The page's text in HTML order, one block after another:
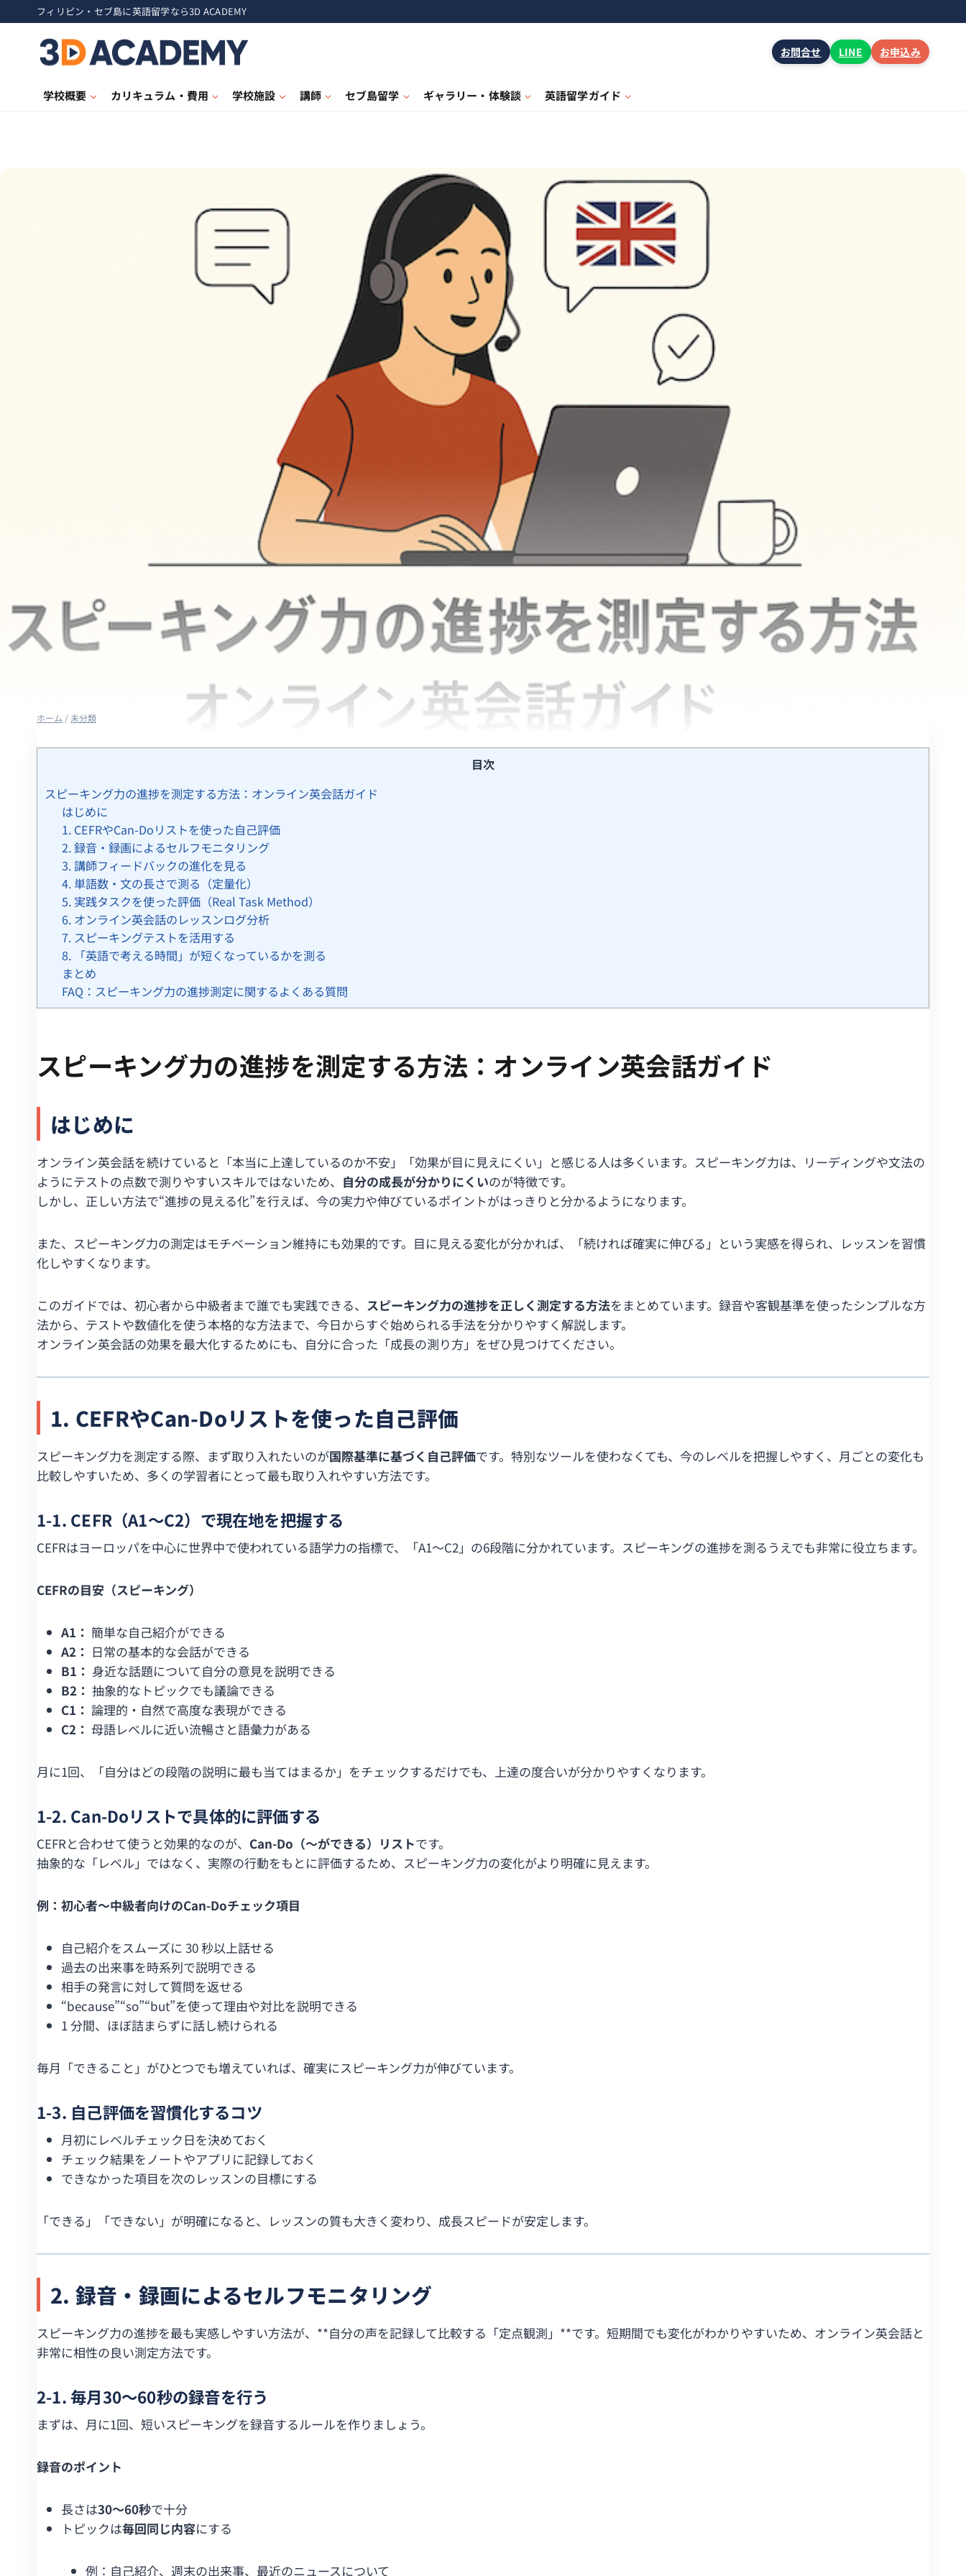
フィリピン・セブ島に英語留学なら3D ACADEMY
お問合せ LINE お申込み
学校概要 カリキュラム・費用 学校施設 講師 セブ島留学 ギャラリー・体験談 英語留学ガイド
ホーム /未分類
目次
スピーキング力の進捗を測定する方法：オンライン英会話ガイド
はじめに
1. CEFRやCan-Doリストを使った自己評価
2. 録音・録画によるセルフモニタリング
3. 講師フィードバックの進化を見る
4. 単語数・文の長さで測る（定量化）
5. 実践タスクを使った評価（Real Task Method）
6. オンライン英会話のレッスンログ分析
7. スピーキングテストを活用する
8. 「英語で考える時間」が短くなっているかを測る
まとめ
FAQ：スピーキング力の進捗測定に関するよくある質問
スピーキング力の進捗を測定する方法：オンライン英会話ガイド
はじめに
オンライン英会話を続けていると「本当に上達しているのか不安」「効果が目に見えにくい」と感じる人は多くいます。スピーキング力は、リーディングや文法の
ようにテストの点数で測りやすいスキルではないため、 自分の成長が分かりにくいのが特徴です。
しかし、正しい方法で“進捗の見える化”を行えば、今の実力や伸びているポイントがはっきりと分かるようになります。
また、スピーキング力の測定はモチベーション維持にも効果的です。目に見える変化が分かれば、「続ければ確実に伸びる」という実感を得られ、レッスンを習慣
化しやすくなります。
このガイドでは、初心者から中級者まで誰でも実践できる、 スピーキング力の進捗を正しく測定する方法をまとめています。録音や客観基準を使ったシンプルな方
法から、テストや数値化を使う本格的な方法まで、今日からすぐ始められる手法を分かりやすく解説します。
オンライン英会話の効果を最大化するためにも、自分に合った「成長の測り方」をぜひ見つけてください。
1. CEFRやCan-Doリストを使った自己評価
スピーキング力を測定する際、まず取り入れたいのが国際基準に基づく自己評価です。特別なツールを使わなくても、今のレベルを把握しやすく、月ごとの変化も
比較しやすいため、多くの学習者にとって最も取り入れやすい方法です。
1-1. CEFR（A1〜C2）で現在地を把握する
CEFRはヨーロッパを中心に世界中で使われている語学力の指標で、「A1〜C2」の6段階に分かれています。スピーキングの進捗を測るうえでも非常に役立ちます。
CEFRの目安（スピーキング）
A1： 簡単な自己紹介ができる
A2： 日常の基本的な会話ができる
B1： 身近な話題について自分の意見を説明できる
B2： 抽象的なトピックでも議論できる
C1： 論理的・自然で高度な表現ができる
C2： 母語レベルに近い流暢さと語彙力がある
月に1回、「自分はどの段階の説明に最も当てはまるか」をチェックするだけでも、上達の度合いが分かりやすくなります。
1-2. Can-Doリストで具体的に評価する
CEFRと合わせて使うと効果的なのが、 Can-Do（〜ができる）リストです。
抽象的な「レベル」ではなく、実際の行動をもとに評価するため、スピーキング力の変化がより明確に見えます。
例：初心者〜中級者向けのCan-Doチェック項目
自己紹介をスムーズに 30 秒以上話せる
過去の出来事を時系列で説明できる
相手の発言に対して質問を返せる
“because”“so”“but”を使って理由や対比を説明できる
1 分間、ほぼ詰まらずに話し続けられる
毎月「できること」がひとつでも増えていれば、確実にスピーキング力が伸びています。
1-3. 自己評価を習慣化するコツ
月初にレベルチェック日を決めておく
チェック結果をノートやアプリに記録しておく
できなかった項目を次のレッスンの目標にする
「できる」「できない」が明確になると、レッスンの質も大きく変わり、成長スピードが安定します。
2. 録音・録画によるセルフモニタリング
スピーキング力の進捗を最も実感しやすい方法が、**自分の声を記録して比較する「定点観測」**です。短期間でも変化がわかりやすいため、オンライン英会話と
非常に相性の良い測定方法です。
2-1. 毎月30〜60秒の録音を行う
まずは、月に1回、短いスピーキングを録音するルールを作りましょう。
録音のポイント
長さは30〜60秒で十分
トピックは毎回同じ内容にする
例：自己紹介、週末の出来事、最近のニュースについて